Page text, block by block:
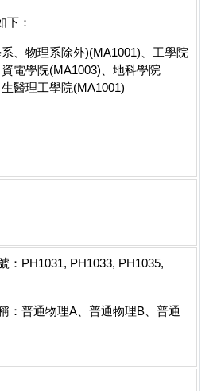
下：
、物理系除外)(MA1001)、工學院
電學院(MA1003)、地科學院
醫理工學院(MA1001)
：PH1031, PH1033, PH1035,
：普通物理A、普通物理B、普通